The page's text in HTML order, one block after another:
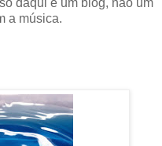
a música.